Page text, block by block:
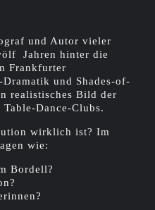
und Autor vieler
Jahren hinter die
Frankfurter
und Shades-of-
realistisches Bild der
Dance-Clubs.
wirklich ist? Im
wie:
Bordell?